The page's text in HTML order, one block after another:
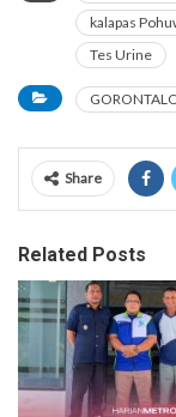
kalapas
Tes Urine
Share
Related Posts